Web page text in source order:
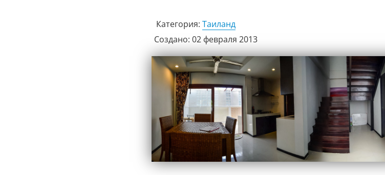
Категория: Таиланд
Создано: 02 февраля 2013